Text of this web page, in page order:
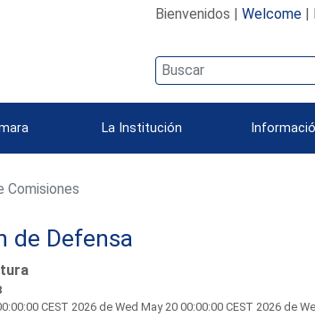
Bienvenidos | Welcome|
La Institución
Comisiones
de Defensa
CEST 2026de Wed May 20 00:00:00 CEST 2026 de